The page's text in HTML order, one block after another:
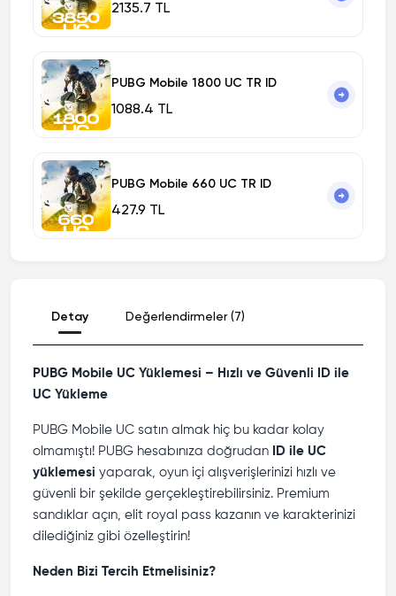
2135.7 TL
PUBG Mobile 1800 UC TR ID
1088.4 TL
PUBG Mobile 660 UC TR ID
427.9 TL
Detay Değerlendirmeler (7)
PUBG Mobile UC Yüklemesi – Hızlı ve Güvenli ID ile
UC Yükleme
PUBG Mobile UC satın almak hiç bu kadar kolay
olmamıştı! PUBG hesabınıza doğrudan
ID ile UC
yüklemesi yaparak, oyun içi alışverişlerinizi hızlı ve
güvenli bir şekilde gerçekleştirebilirsiniz. Premium
sandıklar açın, elit royal pass kazanın ve karakterinizi
dilediğiniz gibi özelleştirin!
Neden Bizi Tercih Etmelisiniz?